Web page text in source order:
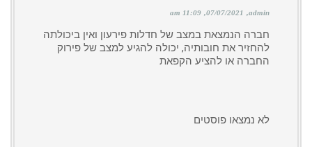
admin
07/07/2021
11:09 am
חברה הנמצאת במצב של חדלות פירעון ואין ביכולתה
להחזיר את חובותיה, יכולה להגיע למצב של פירוק
החברה או להציע הקפאת
לא נמצאו פוסטים